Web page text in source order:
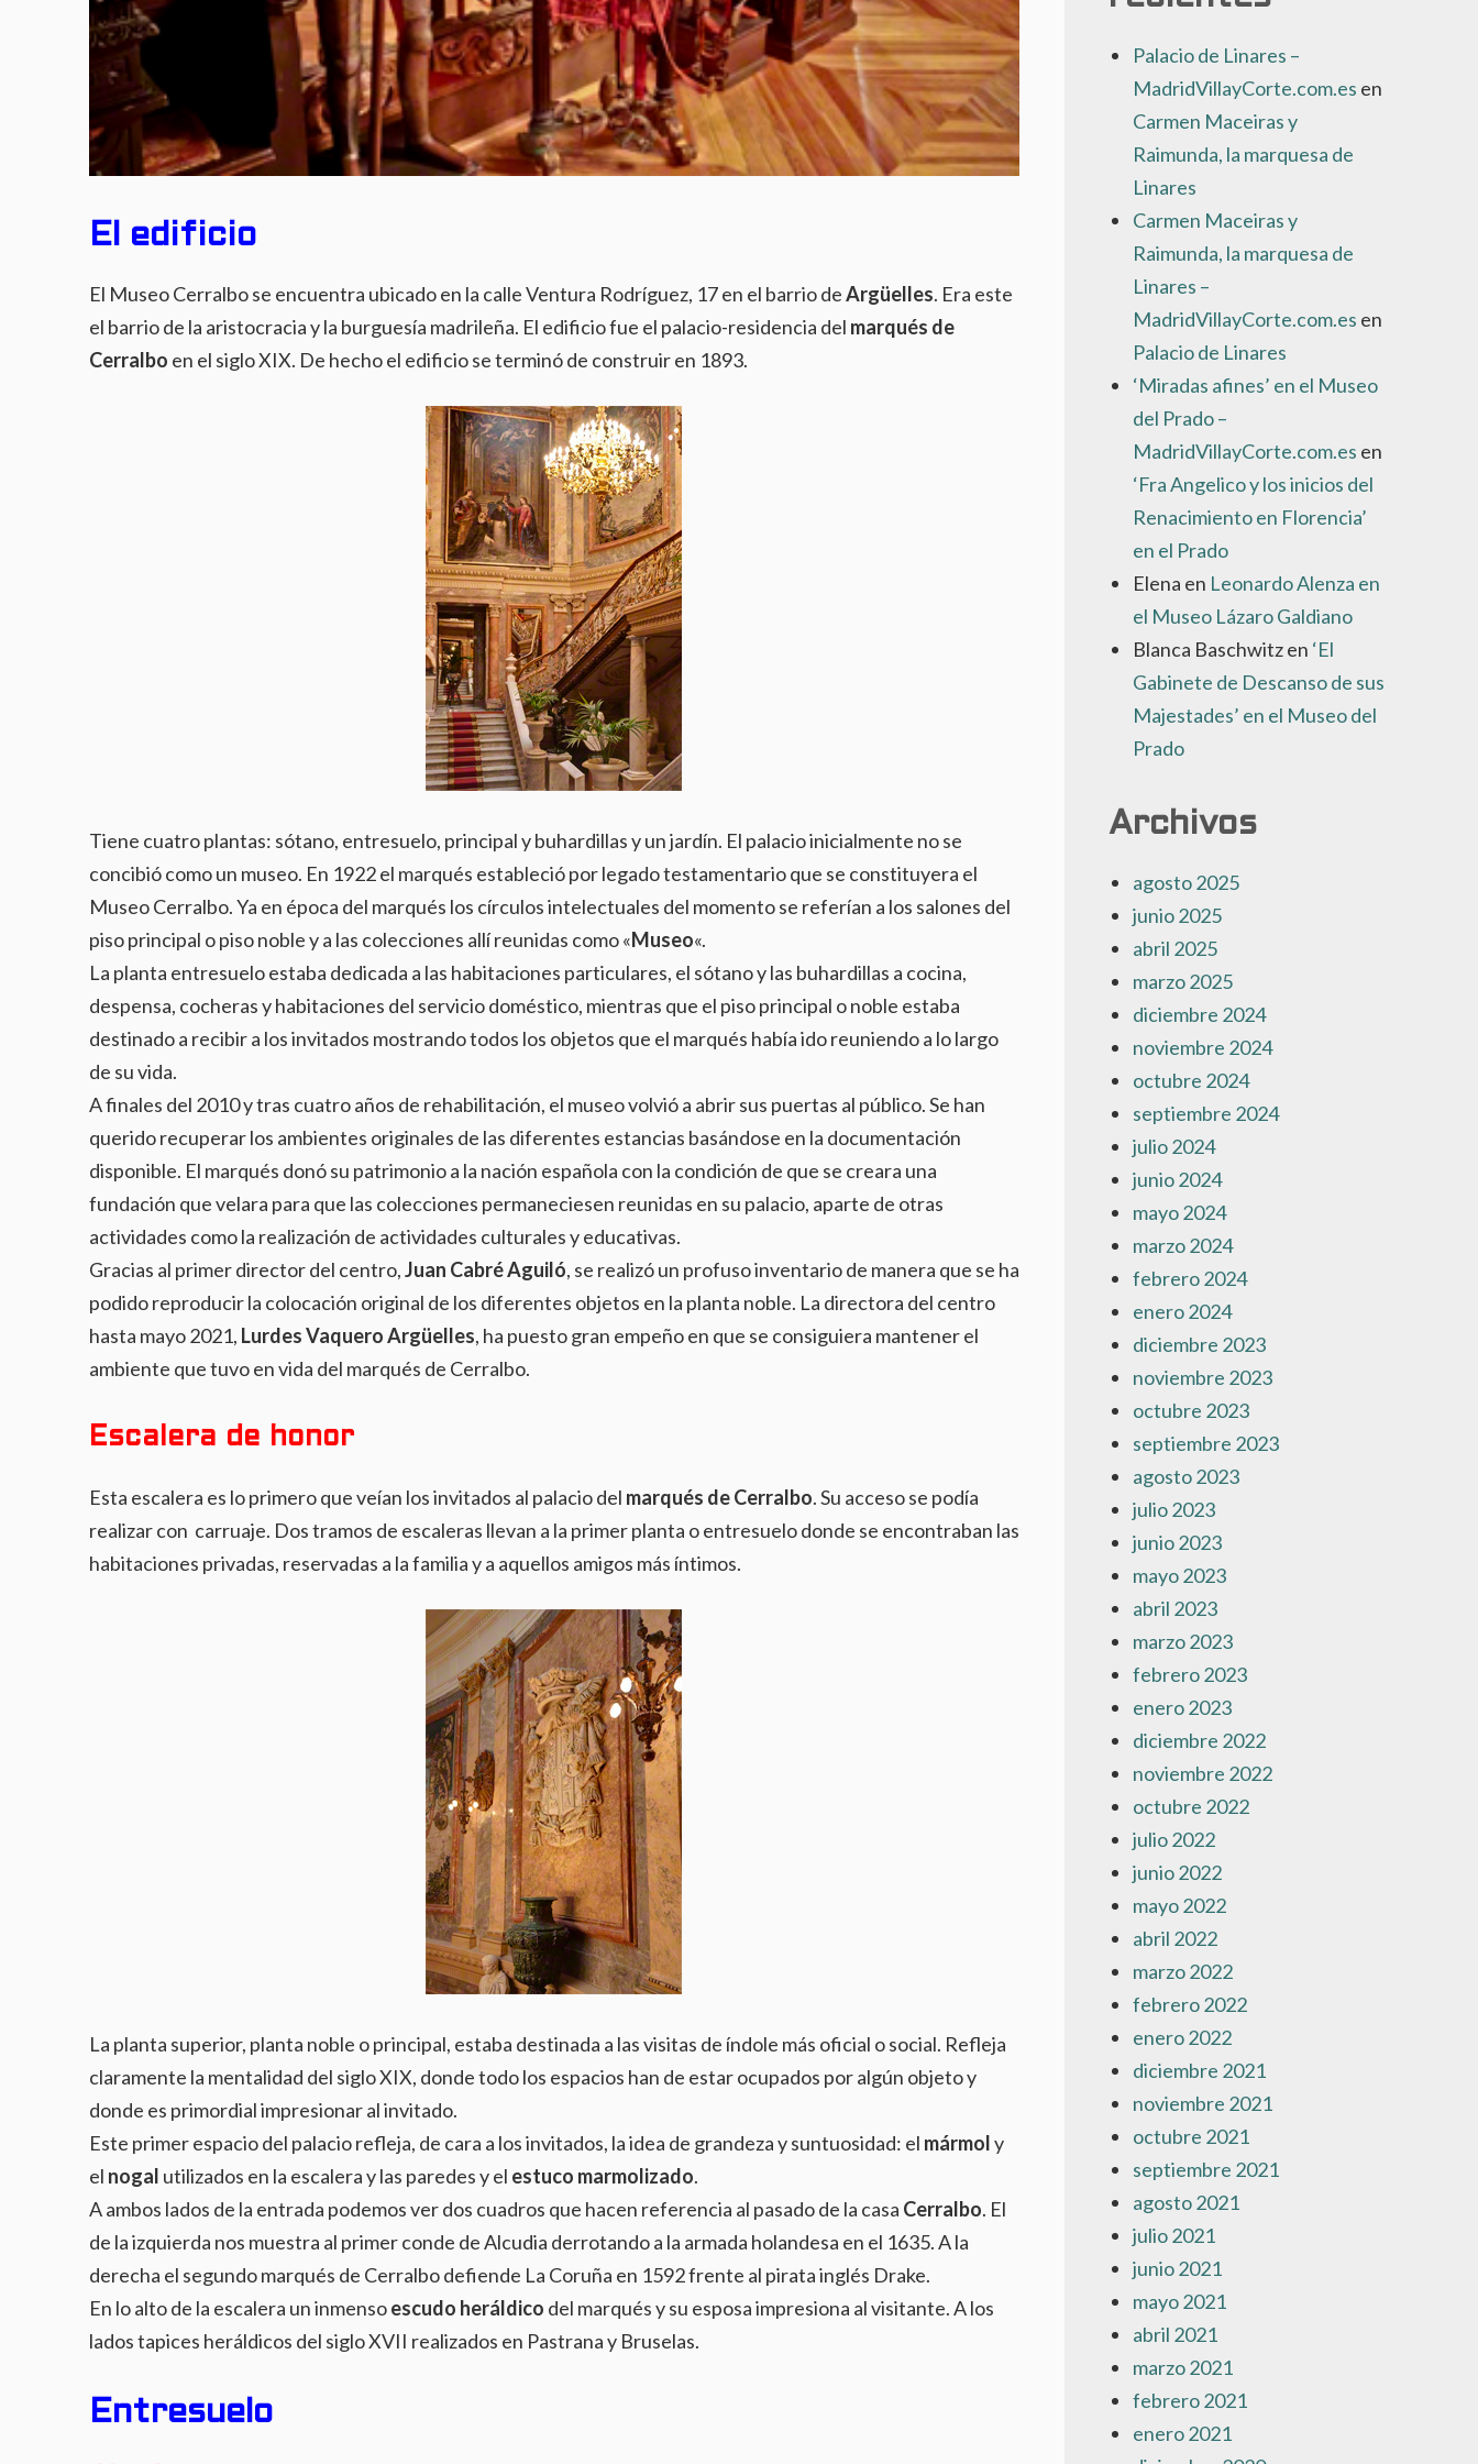
El edificio
El Museo Cerralbo se encuentra ubicado en la calle Ventura Rodríguez, 17 en el barrio deArgüelles. Era este
el barrio de la aristocracia y la burguesía madrileña. El edificio fue el palacio-residencia del marqués de
Cerralbo en el siglo XIX. De hecho el edificio se terminó de construir en 1893.
Tiene cuatro plantas: sótano, entresuelo, principal y buhardillas y un jardín. El palacio inicialmente no se
concibió como un museo. En 1922 el marqués estableció por legado testamentario que se constituyera el
Museo Cerralbo. Ya en época del marqués los círculos intelectuales del momento se referían a los salones del
piso principal o piso noble y a las colecciones allí reunidas como «Museo«.
La planta entresuelo estaba dedicada a las habitaciones particulares, el sótano y las buhardillas a cocina,
despensa, cocheras y habitaciones del servicio doméstico, mientras que el piso principal o noble estaba
destinado a recibir a los invitados mostrando todos los objetos que el marqués había ido reuniendo a lo largo
de su vida.
A finales del 2010 y tras cuatro años de rehabilitación, el museo volvió a abrir sus puertas al público. Se han
querido recuperar los ambientes originales de las diferentes estancias basándose en la documentación
disponible. El marqués donó su patrimonio a la nación española con la condición de que se creara una
fundación que velara para que las colecciones permaneciesen reunidas en su palacio, aparte de otras
actividades como la realización de actividades culturales y educativas.
Gracias al primer director del centro,Juan Cabré Aguiló, se realizó un profuso inventario de manera que se ha
podido reproducir la colocación original de los diferentes objetos en la planta noble. La directora del centro
hasta mayo 2021, Lurdes Vaquero Argüelles, ha puesto gran empeño en que se consiguiera mantener el
ambiente que tuvo en vida del marqués de Cerralbo.
Escalera de honor
Esta escalera es lo primero que veían los invitados al palacio del marqués de Cerralbo. Su acceso se podía
realizar con carruaje. Dos tramos de escaleras llevan a la primer planta o entresuelo donde se encontraban las
habitaciones privadas, reservadas a la familia y a aquellos amigos más íntimos.
La planta superior, planta noble o principal, estaba destinada a las visitas de índole más oficial o social. Refleja
claramente la mentalidad del siglo XIX, donde todo los espacios han de estar ocupados por algún objeto y
donde es primordial impresionar al invitado.
Este primer espacio del palacio refleja, de cara a los invitados, la idea de grandeza y suntuosidad: el mármoly
el nogal utilizados en la escalera y las paredes y el estuco marmolizado.
A ambos lados de la entrada podemos ver dos cuadros que hacen referencia al pasado de la casa Cerralbo. El
de la izquierda nos muestra al primer conde de Alcudia derrotando a la armada holandesa en el 1635. A la
derecha el segundo marqués de Cerralbo defiende La Coruña en 1592 frente al pirata inglés Drake.
En lo alto de la escalera un inmensoescudo heráldico del marqués y su esposa impresiona al visitante. A los
lados tapices heráldicos del siglo XVII realizados en Pastrana y Bruselas.
Entresuelo
Palacio de Linares –
MadridVillayCorte.com.es en
Carmen Maceiras y
Raimunda, la marquesa de
Linares
Carmen Maceiras y
Raimunda, la marquesa de
Linares –
MadridVillayCorte.com.es en
Palacio de Linares
‘Miradas afines’ en el Museo
del Prado –
MadridVillayCorte.com.es en
‘Fra Angelico y los inicios del
Renacimiento en Florencia’
en el Prado
Elena en Leonardo Alenza en
el Museo Lázaro Galdiano
Blanca Baschwitzen ‘El
Gabinete de Descanso de sus
Majestades’ en el Museo del
Prado
Archivos
agosto 2025
junio 2025
abril 2025
marzo 2025
diciembre 2024
noviembre 2024
octubre 2024
septiembre 2024
julio 2024
junio 2024
mayo 2024
marzo 2024
febrero 2024
enero 2024
diciembre 2023
noviembre 2023
octubre 2023
septiembre 2023
agosto 2023
julio 2023
junio 2023
mayo 2023
abril 2023
marzo 2023
febrero 2023
enero 2023
diciembre 2022
noviembre 2022
octubre 2022
julio 2022
junio 2022
mayo 2022
abril 2022
marzo 2022
febrero 2022
enero 2022
diciembre 2021
noviembre 2021
octubre 2021
septiembre 2021
agosto 2021
julio 2021
junio 2021
mayo 2021
abril 2021
marzo 2021
febrero 2021
enero 2021